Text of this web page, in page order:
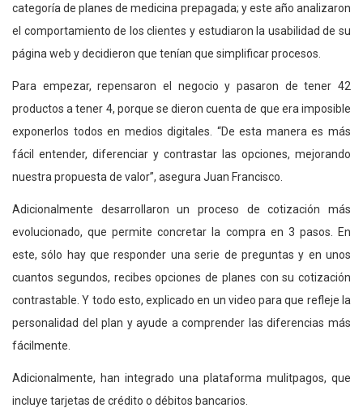
categoría de planes de medicina prepagada; y este año analizaron
el comportamiento de los clientes y estudiaron la usabilidad de su
página web y decidieron que tenían que simplificar procesos.
Para empezar, repensaron el negocio y pasaron de tener 42
productos a tener 4, porque se dieron cuenta de que era imposible
exponerlos todos en medios digitales. “De esta manera es más
fácil entender, diferenciar y contrastar las opciones, mejorando
nuestra propuesta de valor”, asegura Juan Francisco.
Adicionalmente desarrollaron un proceso de cotización más
evolucionado, que permite concretar la compra en 3 pasos. En
este, sólo hay que responder una serie de preguntas y en unos
cuantos segundos, recibes opciones de planes con su cotización
contrastable. Y todo esto, explicado en un video para que refleje la
personalidad del plan y ayude a comprender las diferencias más
fácilmente.
Adicionalmente, han integrado una plataforma mulitpagos, que
incluye tarjetas de crédito o débitos bancarios.